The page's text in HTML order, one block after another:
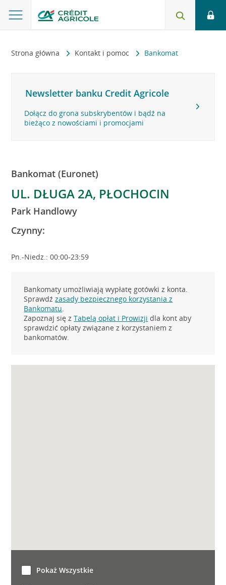
Strona główna Kontakt i pomoc Bankomat
Newsletter banku Credit Agricole
Dołącz do grona subskrybentów i bądź na
bieżąco z nowościami i promocjami
Bankomat (Euronet)
UL. DŁUGA 2A, PŁOCHOCIN
Park Handlowy
Czynny:
Pn.-Niedz.: 00:00-23:59
Bankomaty umożliwiają wypłatę gotówki z konta.
Sprawdźzasady bezpiecznego korzystania z
Bankomatu.
Zapoznaj się zTabelą opłat i Prowizji dla kont aby
sprawdzić opłaty związane z korzystaniem z
bankomatów.
Pokaż Wszystkie